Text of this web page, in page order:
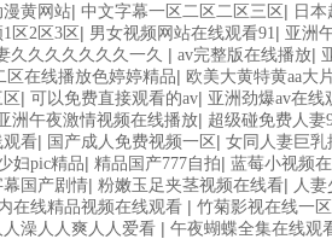
漫黄网站| 中文字幕一区二区二区三区 | 日
区2区3区| 男女视频网站在线观看91| 亚洲
久久久久久久久一久 | av完整版在线播放|
区在线播放色婷婷精品| 欧美大黄特黄aa大
| 可以免费直接观看的av| 亚洲劲爆av在线
洲午夜激情视频在线播放| 超级碰免费人妻
观看| 国产成人免费视频一区 | 女同人妻巨乳
妇pic精品| 精品国产777自拍| 蓝莓小视频
国产剧情| 粉嫩玉足夹茎视频在线看| 人
在线精品视频在线观看 | 竹菊影视在线一
人澡人人爽人人爱看 | 午夜蝴蝶全集在线观